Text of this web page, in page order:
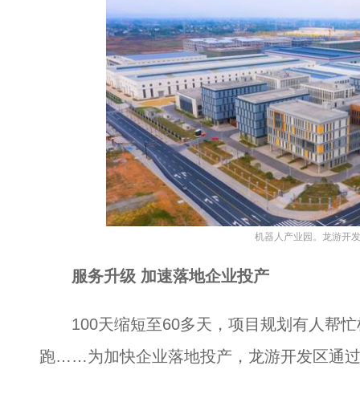
机器人产业园。龙游开
服务升级 加速落地企业投产
100天缩短至60多天，项目规划有人帮忙
跑……为加快企业落地投产，龙游开发区通过